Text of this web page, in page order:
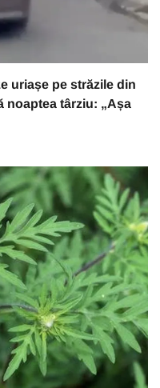
uriașe pe străzile din
noaptea târziu: „Așa